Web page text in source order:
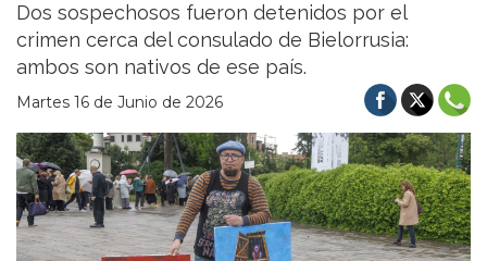
Dos sospechosos fueron detenidos por el
crimen cerca del consulado de Bielorrusia:
ambos son nativos de ese país.
Martes 16 de Junio de 2026